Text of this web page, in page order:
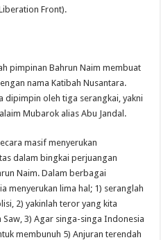
Front).
pimpinan Bahrun Naim membuat
nama Katibah Nusantara.
dipimpin oleh tiga serangkai, yakni
Mubarok alias Abu Jandal.
masif menyerukan
dalam bingkai perjuangan
Naim. Dalam berbagai
menyerukan lima hal; 1) seranglah
2) yakinlah teror yang kita
Saw, 3) Agar singa-singa Indonesia
membunuh 5) Anjuran terendah